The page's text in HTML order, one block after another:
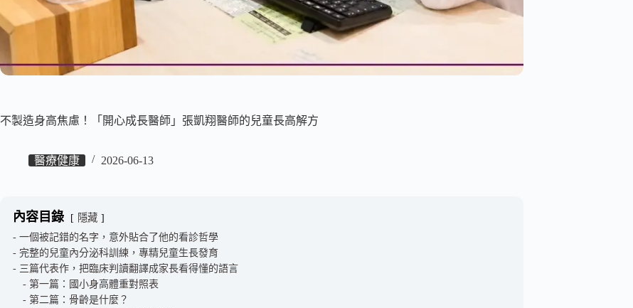
不製造身高焦慮！「開心成長醫師」張凱翔醫師的兒童長高解方
醫療健康 2026-06-13
內容目錄 隱藏
一個被記錯的名字，意外貼合了他的看診哲學
完整的兒童內分泌科訓練，專精兒童生長發育
三篇代表作，把臨床判讀翻譯成家長看得懂的語言
第一篇：國小身高體重對照表
第二篇：骨齡是什麼？